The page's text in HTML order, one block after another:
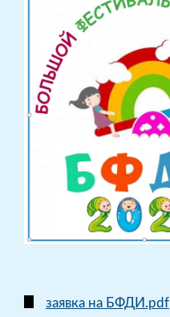
заявка на БФДИ.pdf